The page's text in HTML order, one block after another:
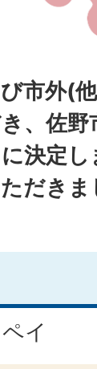
市外(
、佐
に決定し
だき
イ